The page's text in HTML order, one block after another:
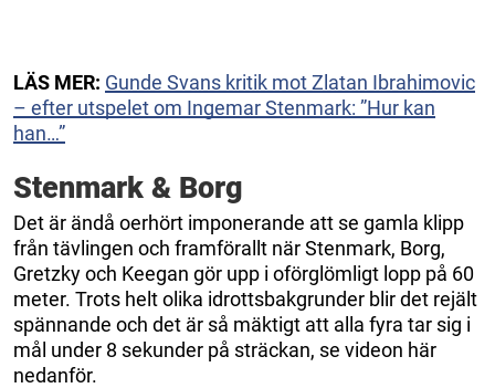
LÄS MER: Gunde Svans kritik mot Zlatan Ibrahimovic
– efter utspelet om Ingemar Stenmark: ”Hur kan
han…”
Stenmark & Borg
Det är ändå oerhört imponerande att se gamla klipp
från tävlingen och framförallt när Stenmark, Borg,
Gretzky och Keegan gör upp i oförglömligt lopp på 60
meter. Trots helt olika idrottsbakgrunder blir det rejält
spännande och det är så mäktigt att alla fyra tar sig i
mål under 8 sekunder på sträckan, se videon här
nedanför.